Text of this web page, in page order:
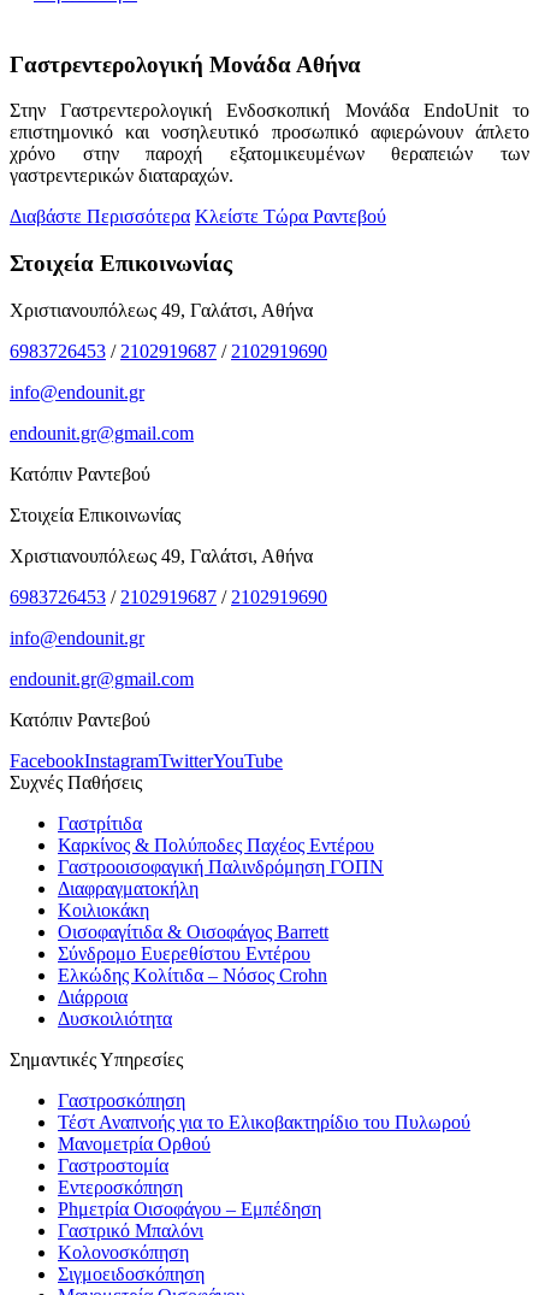
Γαστρεντερολογική Μονάδα Αθήνα
Στην Γαστρεντερολογική Ενδοσκοπική Μονάδα EndoUnit το
επιστημονικό και νοσηλευτικό προσωπικό αφιερώνουν άπλετο
χρόνο στην παροχή εξατομικευμένων θεραπειών των
γαστρεντερικών διαταραχών.
Διαβάστε Περισσότερα Κλείστε Τώρα Ραντεβού
Στοιχεία Επικοινωνίας
Χριστιανουπόλεως 49, Γαλάτσι, Αθήνα
6983726453 / 2102919687 / 2102919690
info@endounit.gr
endounit.gr@gmail.com
Κατόπιν Ραντεβού
Στοιχεία Επικοινωνίας
Χριστιανουπόλεως 49, Γαλάτσι, Αθήνα
6983726453 / 2102919687 / 2102919690
info@endounit.gr
endounit.gr@gmail.com
Κατόπιν Ραντεβού
FacebookInstagramTwitterYouTube
Συχνές Παθήσεις
Γαστρίτιδα
Καρκίνος & Πολύποδες Παχέος Εντέρου
Γαστροοισοφαγική Παλινδρόμηση ΓΟΠΝ
Διαφραγματοκήλη
Κοιλιοκάκη
Οισοφαγίτιδα & Οισοφάγος Barrett
Σύνδρομο Ευερεθίστου Εντέρου
Ελκώδης Κολίτιδα – Νόσος Crohn
Διάρροια
Δυσκοιλιότητα
Σημαντικές Υπηρεσίες
Γαστροσκόπηση
Τέστ Αναπνοής για το Ελικοβακτηρίδιο του Πυλωρού
Μανομετρία Ορθού
Γαστροστομία
Εντεροσκόπηση
Phμετρία Οισοφάγου – Εμπέδηση
Γαστρικό Μπαλόνι
Κολονοσκόπηση
Σιγμοειδοσκόπηση